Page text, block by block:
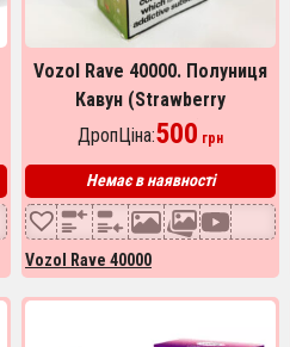
Vozol Rave 40000. Полуниця
Кавун (Strawberry
Watermelon)
ДропЦіна:500 грн
Немає в наявності
Vozol Rave 40000